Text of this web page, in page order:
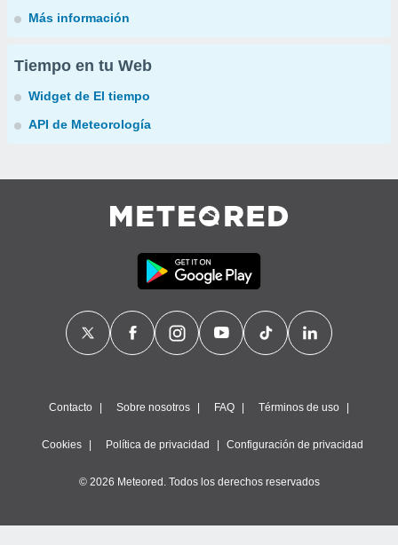
Más información
Tiempo en tu Web
Widget de El tiempo
API de Meteorología
Contacto Sobre nosotros FAQ Términos de uso
Cookies Política de privacidad Configuración de privacidad
© 2026 Meteored. Todos los derechos reservados